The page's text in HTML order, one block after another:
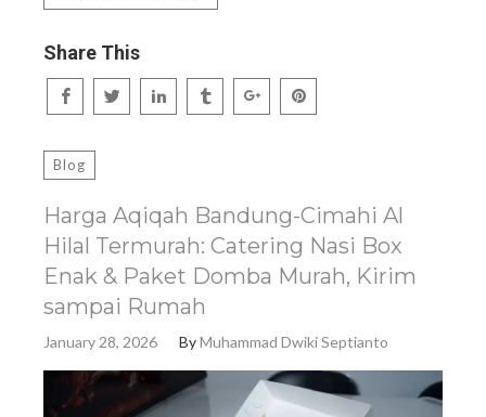
Share This
Blog
Harga Aqiqah Bandung-Cimahi Al
Hilal Termurah: Catering Nasi Box
Enak & Paket Domba Murah, Kirim
sampai Rumah
January 28, 2026 ByMuhammad Dwiki Septianto